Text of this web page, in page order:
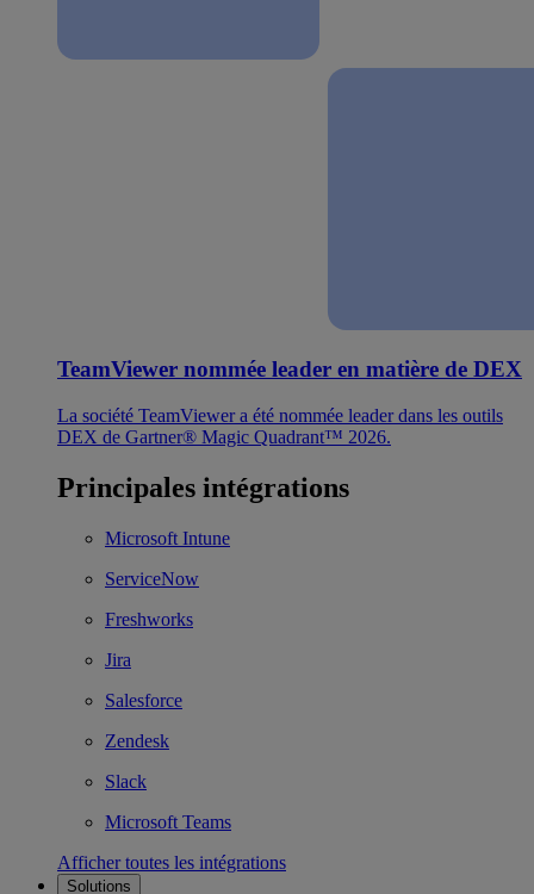
TeamViewer nommée leader en matière de DEX
La société TeamViewer a été nommée leader dans les outils
DEX de Gartner® Magic Quadrant™ 2026.
Principales intégrations
Microsoft Intune
ServiceNow
Freshworks
Jira
Salesforce
Zendesk
Slack
Microsoft Teams
Afficher toutes les intégrations
Solutions